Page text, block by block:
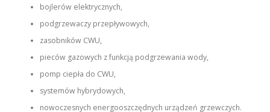
bojlerów elektrycznych,
podgrzewaczy przepływowych,
zasobników CWU,
pieców gazowych z funkcją podgrzewania wody,
pomp ciepła do CWU,
systemów hybrydowych,
nowoczesnych energooszczędnych urządzeń grzewczych.